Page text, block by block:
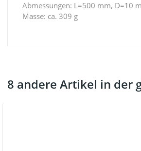
Abmessungen: L=500 mm, D=10
Masse: ca. 309 g
8 andere Artikel in der